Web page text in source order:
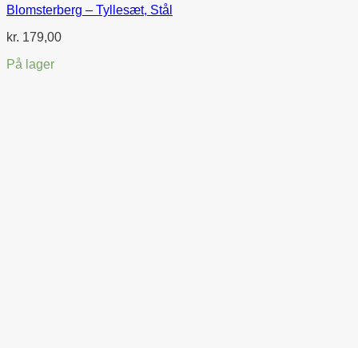
Blomsterberg – Tyllesæt, Stål
kr. 179,00
På lager